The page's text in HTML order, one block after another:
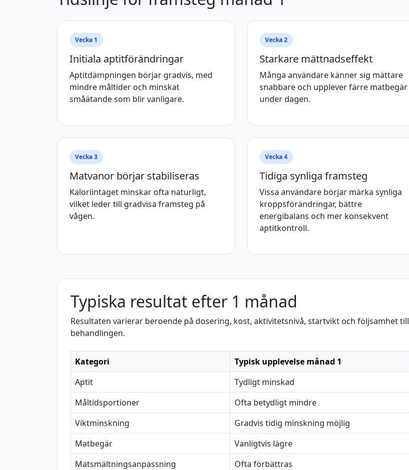
Vecka 1
Initiala aptitförändringar
Aptitdämpningen börjar gradvis, med
mindre måltider och minskat
småätande som blir vanligare.
Vecka 2
Starkare mättnadseffekt
Många användare känner sig mättare
snabbare och upplever färre matbegär
under dagen.
Vecka 3
Matvanor börjar stabiliseras
Kaloriintaget minskar ofta naturligt,
vilket leder till gradvisa framsteg på
vågen.
Vecka 4
Tidiga synliga framsteg
Vissa användare börjar märka synliga
kroppsförändringar, bättre
energibalans och mer konsekvent
aptitkontroll.
Typiska resultat efter 1 månad
Resultaten varierar beroende på dosering, kost, aktivitetsnivå, startvikt och följsamhet till
behandlingen.
Kategori
Typisk upplevelse månad 1
Aptit
Tydligt minskad
Måltidsportioner
Ofta betydligt mindre
Viktminskning
Gradvis tidig minskning möjlig
Matbegär
Vanligtvis lägre
Matsmältningsanpassning
Ofta förbättras